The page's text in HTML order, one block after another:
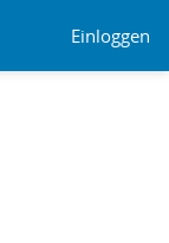
Einloggen